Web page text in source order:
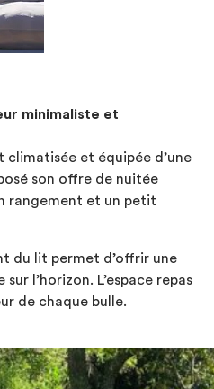
minimaliste et
climatisée et équipée d’une
son offre de nuitée
rangement et un petit
du lit permet d’offrir une
l’horizon. L’espace repas
de chaque bulle.